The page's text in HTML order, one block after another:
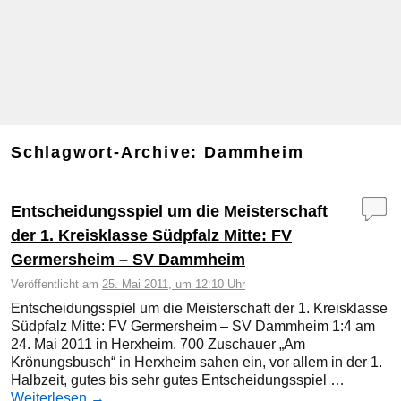
Schlagwort-Archive: Dammheim
Entscheidungsspiel um die Meisterschaft
der 1. Kreisklasse Südpfalz Mitte: FV
Germersheim – SV Dammheim
Veröffentlicht am 25. Mai 2011, um 12:10 Uhr
Entscheidungsspiel um die Meisterschaft der 1. Kreisklasse
Südpfalz Mitte: FV Germersheim – SV Dammheim 1:4 am
24. Mai 2011 in Herxheim. 700 Zuschauer „Am
Krönungsbusch“ in Herxheim sahen ein, vor allem in der 1.
Halbzeit, gutes bis sehr gutes Entscheidungsspiel …
Weiterlesen →